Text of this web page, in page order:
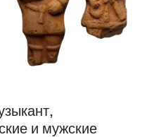
и мужские